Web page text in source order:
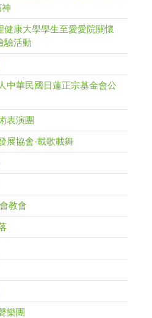
健康大學學生至愛愛院關懷
驗活動
中華民國日蓮正宗基金會公
表演團
展協會-載歌載舞
教會
樂團